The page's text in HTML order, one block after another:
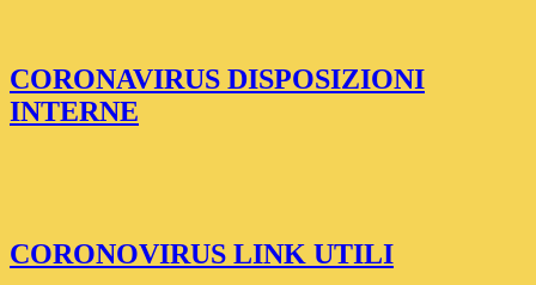
CORONAVIRUS DISPOSIZIONI
INTERNE
CORONOVIRUS LINK UTILI